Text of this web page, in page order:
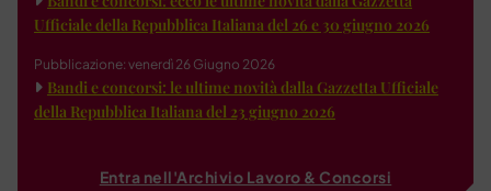
Ufficiale della Repubblica Italiana del 26 e 30 giugno 2026
Pubblicazione: venerdì 26 Giugno 2026
Bandi e concorsi: le ultime novità dalla Gazzetta Ufficiale
della Repubblica Italiana del 23 giugno 2026
Entra nell'Archivio Lavoro & Concorsi